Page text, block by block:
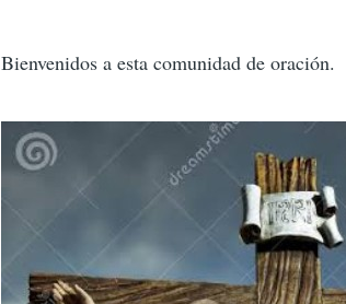
Bienvenidos a esta comunidad de oración.